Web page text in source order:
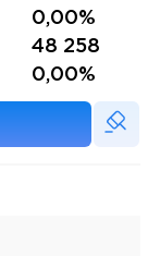
0,00%
48 258
0,00%